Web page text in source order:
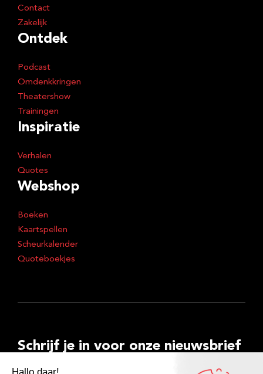
Contact
Zakelijk
Ontdek
Podcast
Omdenkkringen
Theatershow
Trainingen
Inspiratie
Verhalen
Quotes
Webshop
Boeken
Kaartspellen
Scheurkalender
Quoteboekjes
Schrijf je in voor onze nieuwsbrief